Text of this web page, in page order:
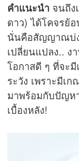
คำแนะนำ จนถึง
ดาว) ได้โคจรย้
นั่นคือสัญญาณบ่ง
เปลี่ยนแปลง.. ง
โอกาสดี ๆ ที่จะ
ระวัง เพราะมีเ
มาพร้อมกับปัญห
เบื้องหลัง!